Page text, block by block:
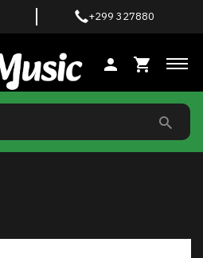
+299 327880